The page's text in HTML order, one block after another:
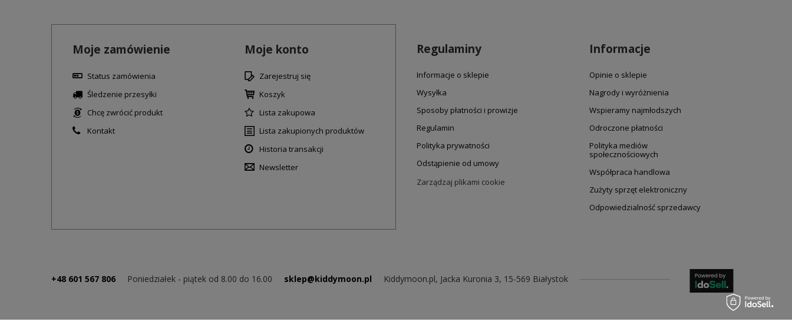
Moje zamówienie
Status zamówienia
Śledzenie przesyłki
Chcę zwrócić produkt
Kontakt
Moje konto
Zarejestruj się
Koszyk
Lista zakupowa
Lista zakupionych produktów
Historia transakcji
Newsletter
Regulaminy
Informacje o sklepie
Wysyłka
Sposoby płatności i prowizje
Regulamin
Polityka prywatności
Odstąpienie od umowy
Zarządzaj plikami cookie
Informacje
Opinie o sklepie
Nagrody i wyróżnienia
Wspieramy najmłodszych
Odroczone płatności
Polityka mediów
społecznościowych
Współpraca handlowa
Zużyty sprzęt elektroniczny
Odpowiedzialność sprzedawcy
+48 601 567 806 Poniedziałek - piątek od 8.00 do 16.00 sklep@kiddymoon.pl Kiddymoon.pl, Jacka Kuronia 3, 15-569 Białystok